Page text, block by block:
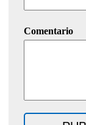
Comentario